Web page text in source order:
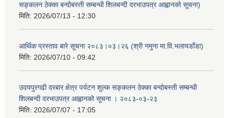
सङ्कलन ठेक्का बन्दोबस्ती सम्बन्धी शिलबन्दी दरभाउपत्र आह्वानको सूचना)
मिति: 2026/07/13 - 12:30
आर्थिक प्रस्ताव बारे सूचना २०८३।०३।२६ (श्री नमुना मा.वि.भलायडाँडा)
मिति: 2026/07/10 - 09:42
उदयपुरगढी दरबार क्षेत्र पर्यटन शुल्क सङ्कलन ठेक्का बन्दोबस्ती सम्बन्धी
शिलबन्दी दरभाउपत्र आह्वानको सूचना । २०८३-०३-२३
मिति: 2026/07/07 - 17:05